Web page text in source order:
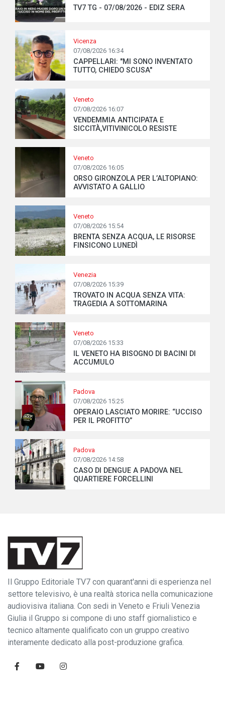
TV7 TG - 07/08/2026 - EDIZ SERA
Vicenza
07/08/2026 16:34
CAPPELLARI: "MI SONO INVENTATO
TUTTO, CHIEDO SCUSA"
Veneto
07/08/2026 16:07
VENDEMMIA ANTICIPATA E
SICCITÀ,VITIVINICOLO RESISTE
Veneto
07/08/2026 16:05
ORSO GIRONZOLA PER L’ALTOPIANO:
AVVISTATO A GALLIO
Veneto
07/08/2026 15:54
BRENTA SENZA ACQUA, LE RISORSE
FINSICONO LUNEDÌ
Venezia
07/08/2026 15:39
TROVATO IN ACQUA SENZA VITA:
TRAGEDIA A SOTTOMARINA
Veneto
07/08/2026 15:33
IL VENETO HA BISOGNO DI BACINI DI
ACCUMULO
Padova
07/08/2026 15:25
OPERAIO LASCIATO MORIRE: “UCCISO
PER IL PROFITTO”
Padova
07/08/2026 14:58
CASO DI DENGUE A PADOVA NEL
QUARTIERE FORCELLINI
Il Gruppo Editoriale TV7 con quarant'anni di esperienza nel
settore televisivo, è una realtà storica nella comunicazione
audiovisiva italiana. Con sedi in Veneto e Friuli Venezia
Giulia il Gruppo si compone di uno staff giornalistico e
tecnico altamente qualificato con un gruppo creativo
interamente dedicato alla post-produzione grafica.